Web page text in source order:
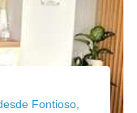
Fontioso,